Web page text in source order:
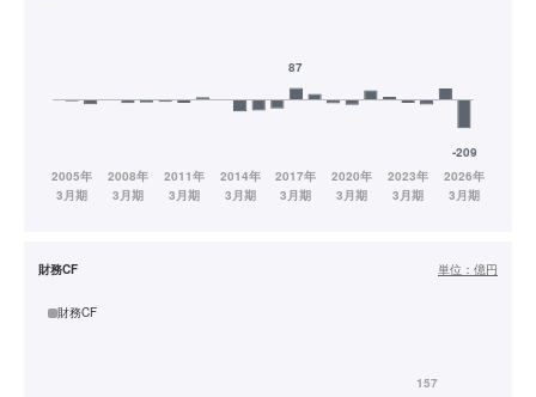
財務CF 単位： 億円
財務CF